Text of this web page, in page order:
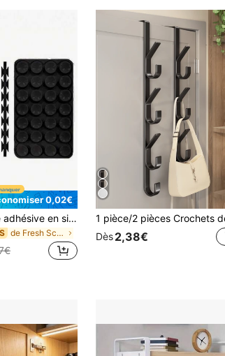
0,02€
1 pièce Poignée adhésive en silicone pour téléphone, support de téléphone à ventouse, poignée de téléphone mains libres adhésive pour selfie et vidéo, support de préhension pour téléphone, poignée de téléphone en silicone, support de téléphone à ventouse, poignée de téléphone mains libres, support anneau, compatible avec les téléphones iOS et Android
de Fresh School Living Supports et étagères de ran
Dès2,38€